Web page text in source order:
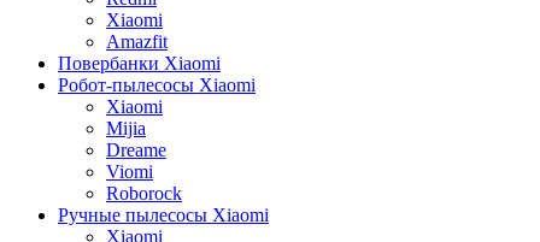
Xiaomi
Amazfit
Повербанки Xiaomi
Робот-пылесосы Xiaomi
Xiaomi
Mijia
Dreame
Viomi
Roborock
Ручные пылесосы Xiaomi
Xiaomi